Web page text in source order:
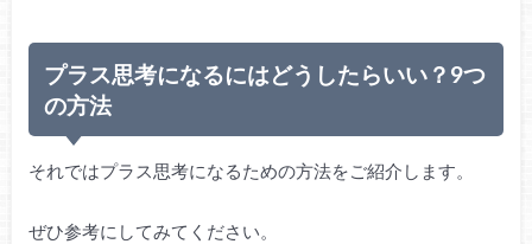
プラス思考になるにはどうしたらいい？9つ
の方法
それではプラス思考になるための方法をご紹介します。
ぜひ参考にしてみてください。